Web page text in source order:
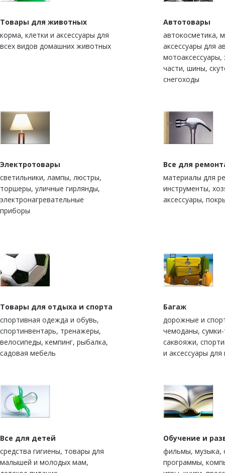
Товары для животных
корма, клетки и аксессуары для
всех видов домашних животных
Автотовары
автокосметика,
аксессуары для
мотоаксессуары,
части, шины,
снегоходы
Электротовары
светильники, лампы, люстры,
торшеры, уличные гирлянды,
электронагревательные
приборы
Все для
материалы для
инструменты,
аксессуары,
Товары для отдыха и спорта
спортивная одежда и обувь,
спортинвентарь, тренажеры,
велосипеды, кемпинг, рыбалка,
садовая мебель
Багаж
дорожные и
чемоданы,
саквояжи,
и аксессуары
Все для детей
средства гигиены, товары для
малышей и молодых мам,
Обучение и
фильмы, музыка,
программы,